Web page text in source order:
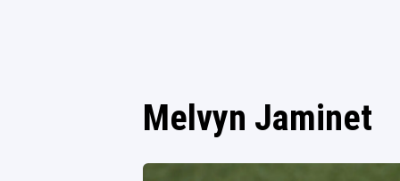
Melvyn Jaminet